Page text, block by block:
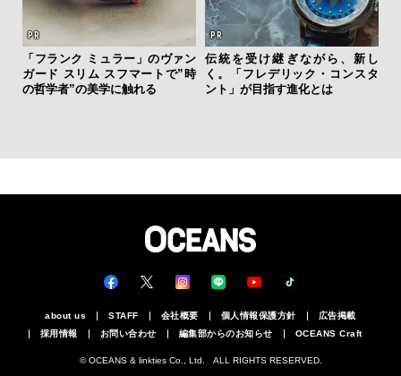
「フランク ミュラー」のヴァン
ガード スリム スフマートで”時
の哲学者”の美学に触れる
伝統を受け継ぎながら、新し
く。「フレデリック・コンスタ
ント」が目指す進化とは
about us STAFF 会社概要 個人情報保護方針
広告掲載
採用情報
お問い合わせ 編集部からのお知らせ OCEANS Craft
© OCEANS & linkties Co., Ltd. ALL RIGHTS RESERVED.